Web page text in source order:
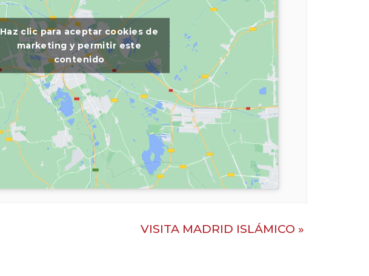
Haz clic para aceptar cookies de
marketing y permitir este
contenido
VISITA MADRID ISLÁMICO »